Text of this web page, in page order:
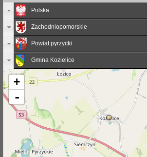
Polska
Zachodniopomorskie
Powiat pyrzycki
Gmina Kozielice
+
-